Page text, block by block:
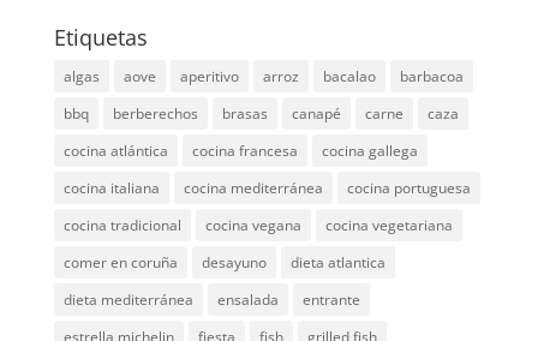
Etiquetas
algas aove aperitivo arroz bacalao
barbacoa
bbq
berberechos brasas canapé carne
caza
cocina atlántica
cocina francesa
cocina gallega
cocina italiana
cocina mediterránea
cocina portuguesa
cocina tradicional
cocina vegana
cocina vegetariana
comer en coruña
desayuno
dieta atlantica
dieta mediterránea
ensalada
entrante